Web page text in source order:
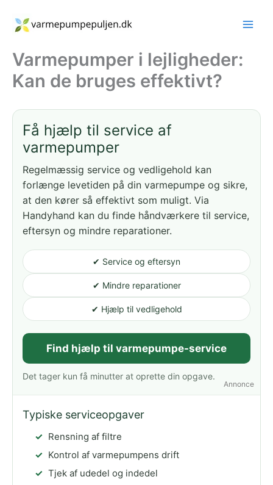
indholdet
Varmepumper i lejligheder:
Kan de bruges effektivt?
Annonce
Få hjælp til service af
varmepumper
Regelmæssig service og vedligehold kan
forlænge levetiden på din varmepumpe og sikre,
at den kører så effektivt som muligt. Via
Handyhand kan du finde håndværkere til service,
eftersyn og mindre reparationer.
✔ Service og eftersyn
✔ Mindre reparationer
✔ Hjælp til vedligehold
Find hjælp til varmepumpe-service
Det tager kun få minutter at oprette din opgave.
Typiske serviceopgaver
Rensning af filtre
Kontrol af varmepumpens drift
Tjek af udedel og indedel